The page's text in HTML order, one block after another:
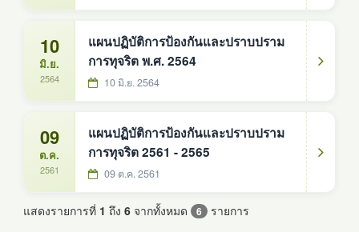
10
มิ.ย.
2564
แผนปฏิบัติการป้องกันและปราบปราม
การทุจริต พ.ศ. 2564
10 มิ.ย. 2564
09
ต.ค.
2561
แผนปฏิบัติการป้องกันและปราบปราม
การทุจริต 2561 - 2565
09 ต.ค. 2561
แสดงรายการที่ 1 ถึง 6 จากทั้งหมด 6 รายการ